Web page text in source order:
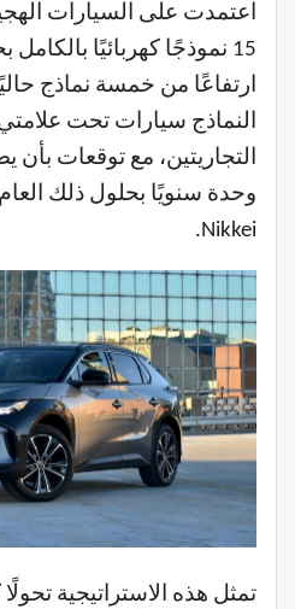
اعتمدت على السيارات
ارتفاعًا من خمسة نماذج
التجاريتين، مع توقعات بأن
وحدة سنويًا بحلول ذلك
Nikkei.